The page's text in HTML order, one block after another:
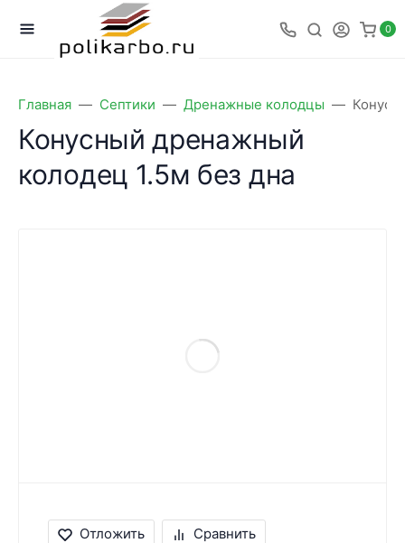
0
Главная Септики Дренажные колодцы
Конусный дренажный
колодец 1.5м без дна
Отложить Сравнить